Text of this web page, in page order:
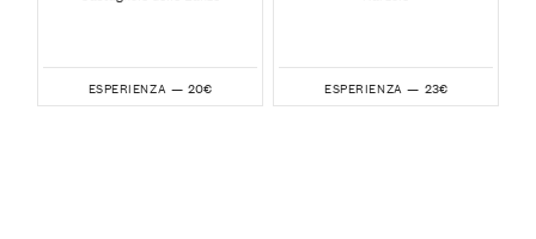
ESPERIENZA — 20€ ESPERIENZA — 23€